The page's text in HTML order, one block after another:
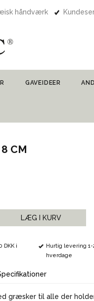
håndværk
GAVEIDEER
8 CM
LÆG I KURV
DKK i
Hurtig levering 1-
hverdage
græsker til alle der